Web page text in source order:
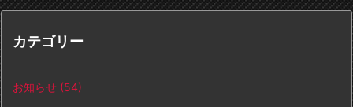
カテゴリー
お知らせ (54)